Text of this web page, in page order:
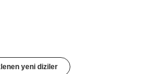
yeni diziler